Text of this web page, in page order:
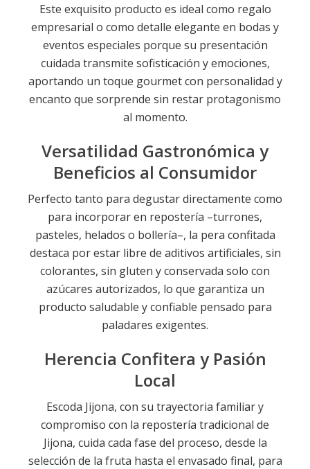
Este exquisito producto es ideal como regalo
empresarial o como detalle elegante en bodas y
eventos especiales porque su presentación
cuidada transmite sofisticación y emociones,
aportando un toque gourmet con personalidad y
encanto que sorprende sin restar protagonismo
al momento.
Versatilidad Gastronómica y
Beneficios al Consumidor
Perfecto tanto para degustar directamente como
para incorporar en repostería –turrones,
pasteles, helados o bollería–, la pera confitada
destaca por estar libre de aditivos artificiales, sin
colorantes, sin gluten y conservada solo con
azúcares autorizados, lo que garantiza un
producto saludable y confiable pensado para
paladares exigentes.
Herencia Confitera y Pasión
Local
Escoda Jijona, con su trayectoria familiar y
compromiso con la repostería tradicional de
Jijona, cuida cada fase del proceso, desde la
selección de la fruta hasta el envasado final, para